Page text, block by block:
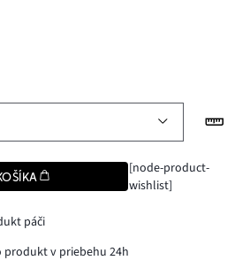
[node-product-
wishlist]
páči
produkt v priebehu 24h